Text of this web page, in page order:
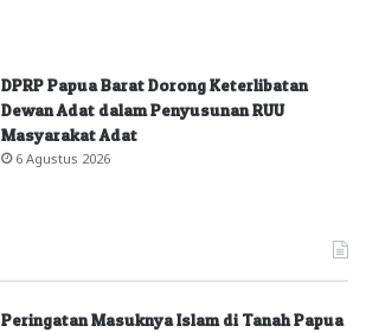
DPRP Papua Barat Dorong Keterlibatan
Dewan Adat dalam Penyusunan RUU
Masyarakat Adat
6 Agustus 2026
Peringatan Masuknya Islam di Tanah Papua